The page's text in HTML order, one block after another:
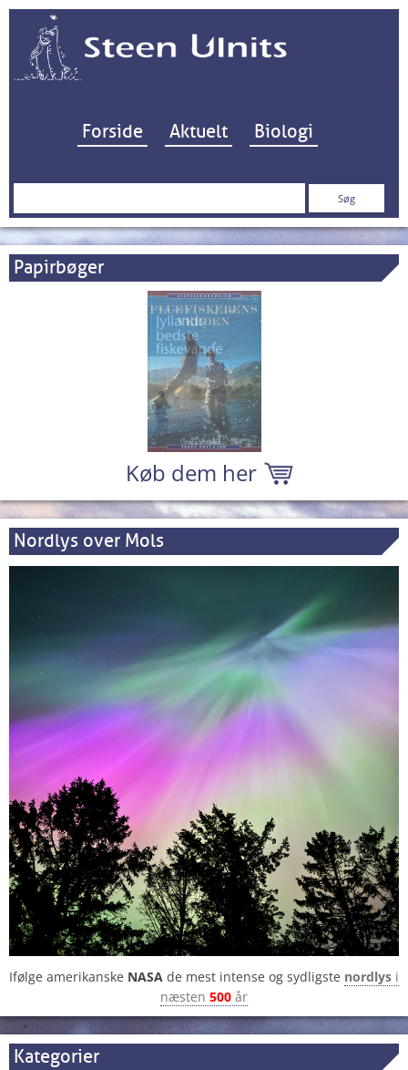
Hop til indhold
Forside Aktuelt Biologi
Søg
Papirbøger
Køb dem her
Nordlys over Mols
Ifølge amerikanske NASA de mest intense og sydligste nordlys i
næsten 500 år
Kategorier